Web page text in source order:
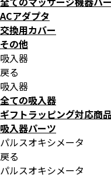
ACアダプタ
交換用カバー
その他
吸入器
戻る
吸入器
全ての吸入器
ギフトラッピング対応商品
吸入器パーツ
パルスオキシメータ
戻る
パルスオキシメータ